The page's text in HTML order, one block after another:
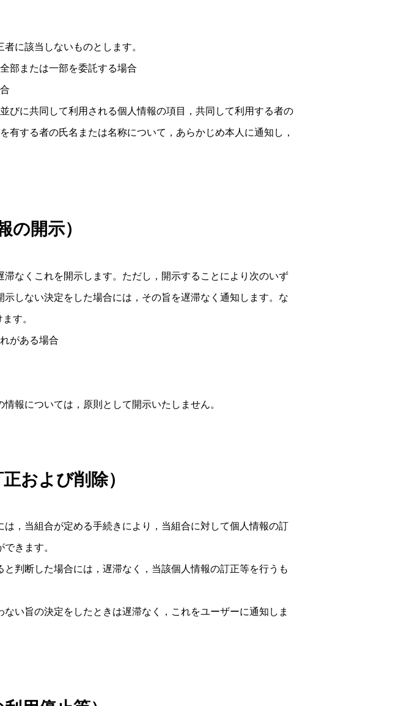
に該当しないものとします。
部または一部を委託する場合
びに共同して利用される個人情報の項目，共同して利用する者の
する者の氏名または名称について，あらかじめ本人に通知し，
の開示）
なくこれを開示します。ただし，開示することにより次のいず
しない決定をした場合には，その旨を遅滞なく通知します。な
す。
がある場合
報については，原則として開示いたしません。
および削除）
，当組合が定める手続きにより，当組合に対して個人情報の訂
きます。
判断した場合には，遅滞なく，当該個人情報の訂正等を行うも
い旨の決定をしたときは遅滞なく，これをユーザーに通知しま